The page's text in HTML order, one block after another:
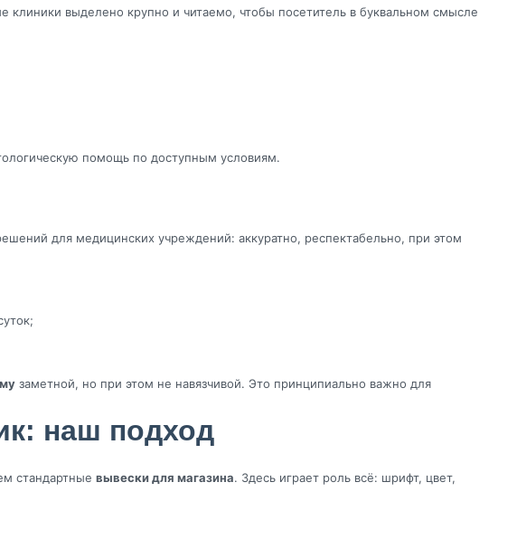
выделено крупно и читаемо, чтобы посетитель в буквальном смысле
помощь по доступным условиям.
для медицинских учреждений: аккуратно, респектабельно, при этом
заметной, но при этом не навязчивой. Это принципиально важно для
наш подход
стандартные вывески для магазина. Здесь играет роль всё: шрифт, цвет,